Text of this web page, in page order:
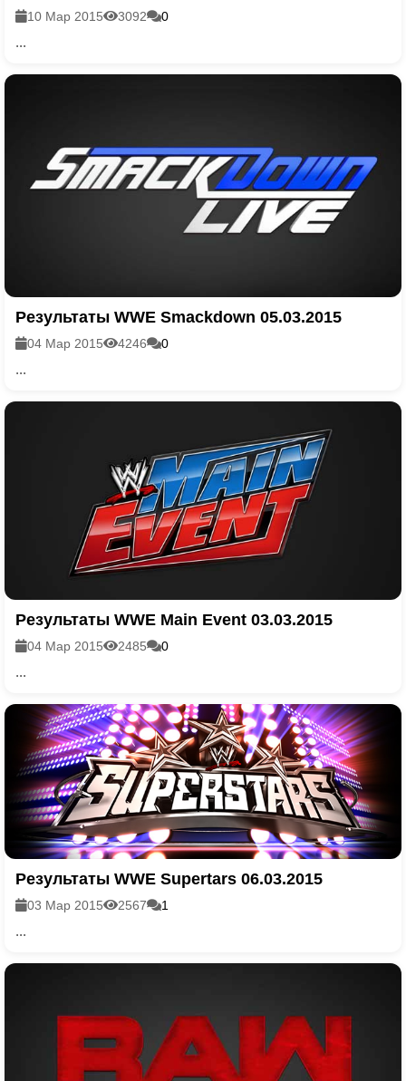
10 Мар 2015 3092 0
...
Результаты WWE Smackdown 05.03.2015
04 Мар 2015 4246 0
...
Результаты WWE Main Event 03.03.2015
04 Мар 2015 2485 0
...
Результаты WWE Supertars 06.03.2015
03 Мар 2015 2567 1
...